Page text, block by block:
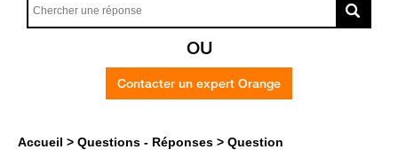
OU
Contacter un expert Orange
Accueil Questions - Réponses Question